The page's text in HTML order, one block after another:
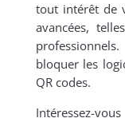
tout intérêt de
avancées,
professionnels.
bloquer les
QR codes.
Intéressez-